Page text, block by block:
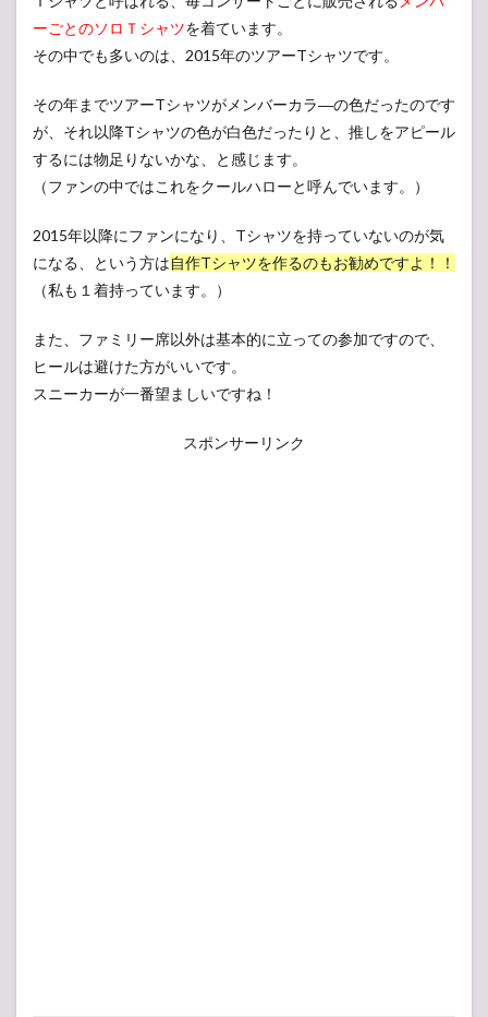
ーごとのソロＴシャツを着ています。
その中でも多いのは、2015年のツアーTシャツです。
その年までツアーTシャツがメンバーカラ―の色だったのです
が、それ以降Tシャツの色が白色だったりと、推しをアピール
するには物足りないかな、と感じます。
（ファンの中ではこれをクールハローと呼んでいます。）
2015年以降にファンになり、Tシャツを持っていないのが気
になる、という方は自作Tシャツを作るのもお勧めですよ！！
（私も１着持っています。）
また、ファミリー席以外は基本的に立っての参加ですので、
ヒールは避けた方がいいです。
スニーカーが一番望ましいですね！
スポンサーリンク